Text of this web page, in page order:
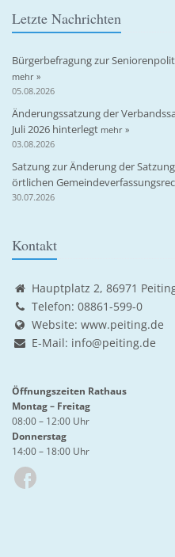
Letzte Nachrichten
Bürgerbefragung zur
mehr »
05.08.2026
Änderungssatzung der
Juli 2026 hinterlegt mehr »
03.08.2026
Satzung zur Änderung der
örtlichen
30.07.2026
Kontakt
Hauptplatz 2, 86971
Telefon: 08861-599-0
Website: www.peiting.de
E-Mail: info@peiting.de
Öffnungszeiten Rathaus
Montag – Freitag
08:00 – 12:00 Uhr
Donnerstag
14:00 – 18:00 Uhr